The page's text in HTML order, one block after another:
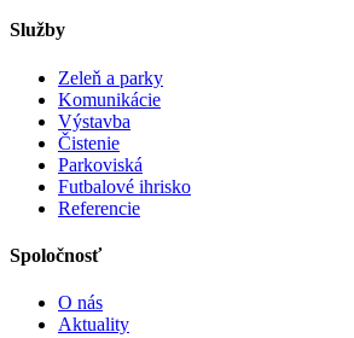
Služby
Zeleň a parky
Komunikácie
Výstavba
Čistenie
Parkoviská
Futbalové ihrisko
Referencie
Spoločnosť
O nás
Aktuality